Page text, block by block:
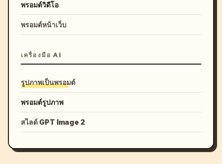
พรอมต์วิดีโอ
พรอมต์หน้าเว็บ
เครื่องมือ AI
รูปภาพเป็นพรอมต์
พรอมต์รูปภาพ
สไลด์ GPT Image 2